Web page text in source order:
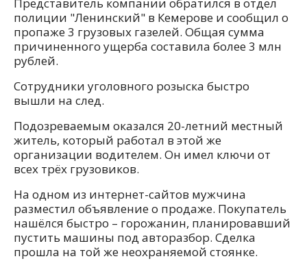
Представитель компании обратился в отдел
полиции "Ленинский" в Кемерове и сообщил о
пропаже 3 грузовых газелей. Общая сумма
причиненного ущерба составила более 3 млн
рублей.
Сотрудники уголовного розыска быстро
вышли на след.
Подозреваемым оказался 20-летний местный
житель, который работал в этой же
организации водителем. Он имел ключи от
всех трёх грузовиков.
На одном из интернет-сайтов мужчина
разместил объявление о продаже. Покупатель
нашёлся быстро – горожанин, планировавший
пустить машины под авторазбор. Сделка
прошла на той же неохраняемой стоянке.